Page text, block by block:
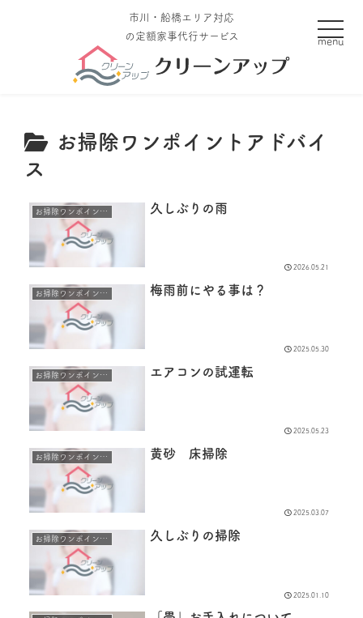
市川・船橋エリア対応
の定額家事代行サービス
toggle
お掃除ワンポイントアドバイ
ス
お掃除ワンポイントアドバイス 久しぶりの雨
2026.05.21
お掃除ワンポイントアドバイス 梅雨前にやる事は？
2025.05.30
お掃除ワンポイントアドバイス エアコンの試運転
2025.05.23
お掃除ワンポイントアドバイス 黄砂 床掃除
2025.03.07
お掃除ワンポイントアドバイス 久しぶりの掃除
2025.01.10